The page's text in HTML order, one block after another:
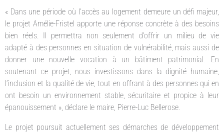
« Dans une période où l’accès au logement demeure un défi majeur,
le projet Amélie-Fristel apporte une réponse concrète à des besoins
bien réels. Il permettra non seulement d’offrir un milieu de vie
adapté à des personnes en situation de vulnérabilité, mais aussi de
donner une nouvelle vocation à un bâtiment patrimonial. En
soutenant ce projet, nous investissons dans la dignité humaine,
l’inclusion et la qualité de vie, tout en offrant à des personnes qui en
ont besoin un environnement stable, sécuritaire et propice à leur
épanouissement », déclare le maire, Pierre-Luc Bellerose.
Le projet poursuit actuellement ses démarches de développement